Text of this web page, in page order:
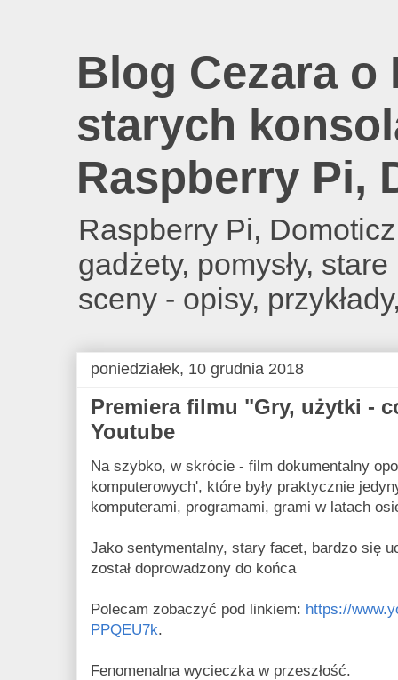
Blog Cezara o
starych
Raspberry Pi,
Raspberry Pi,
gadżety, pomysły,
sceny - opisy,
poniedziałek, 10 grudnia 2018
Premiera filmu "Gry, użytki -
Youtube
Na szybko, w skrócie - film dokumentalny
komputerowych', które były praktycznie
komputerami, programami, grami w latach
Jako sentymentalny, stary facet, bardzo się
został doprowadzony do końca
Polecam zobaczyć pod linkiem: https://
PPQEU7k.
Fenomenalna wycieczka w przeszłość.